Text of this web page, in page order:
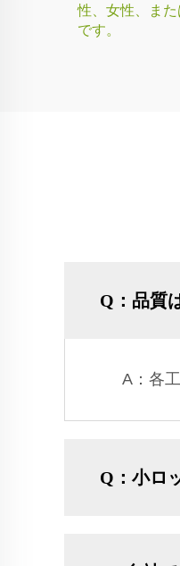
性、女性、ま
です。
Q：品質
A：各
Q：小ロ